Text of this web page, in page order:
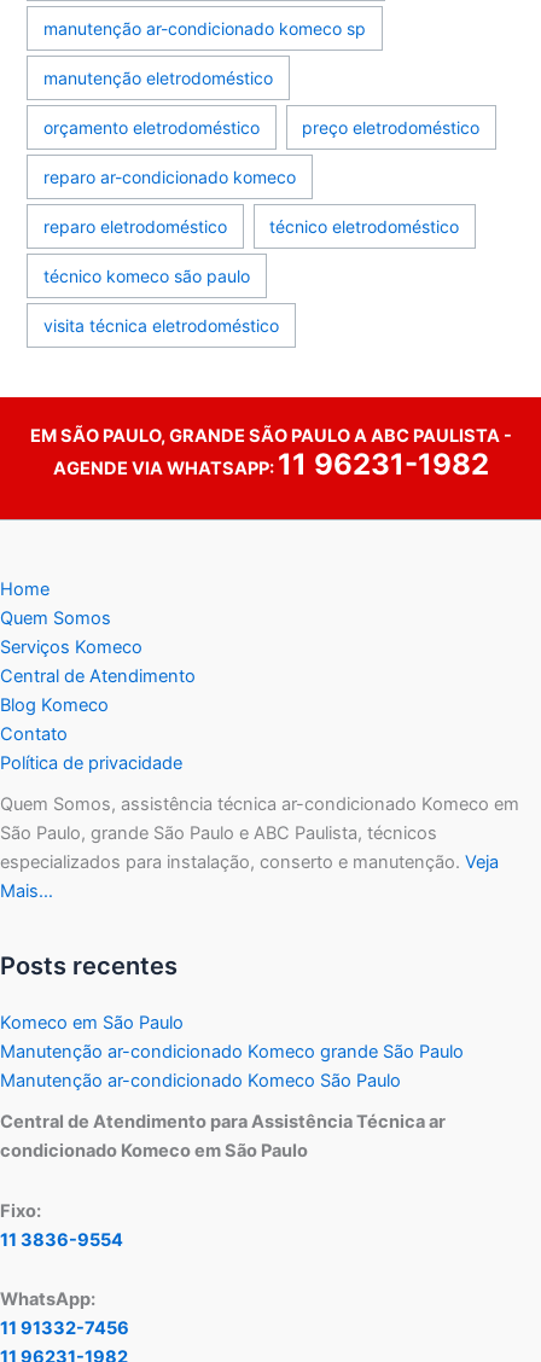
manutenção ar-condicionado komeco sp
manutenção eletrodoméstico
orçamento eletrodoméstico preço eletrodoméstico
reparo ar-condicionado komeco
reparo eletrodoméstico técnico eletrodoméstico
técnico komeco são paulo
visita técnica eletrodoméstico
EM SÃO PAULO, GRANDE SÃO PAULO A ABC PAULISTA -
AGENDE VIA WHATSAPP: 11 96231-1982
Home
Quem Somos
Serviços Komeco
Central de Atendimento
Blog Komeco
Contato
Política de privacidade
Quem Somos, assistência técnica ar-condicionado Komeco em
São Paulo, grande São Paulo e ABC Paulista, técnicos
especializados para instalação, conserto e manutenção. Veja
Mais…
Posts recentes
Komeco em São Paulo
Manutenção ar-condicionado Komeco grande São Paulo
Manutenção ar-condicionado Komeco São Paulo
Central de Atendimento para Assistência Técnica ar
condicionado Komeco em São Paulo
Fixo:
11 3836-9554
WhatsApp:
11 91332-7456